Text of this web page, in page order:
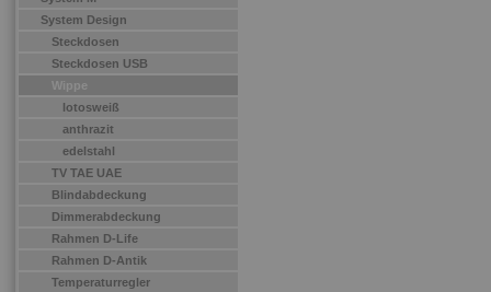
System Design
Steckdosen
Steckdosen USB
Wippe
lotosweiß
anthrazit
edelstahl
TV TAE UAE
Blindabdeckung
Dimmerabdeckung
Rahmen D-Life
Rahmen D-Antik
Temperaturregler